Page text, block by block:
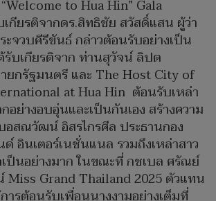
to Hua Hin” Gala
กียรติจากดร.สิทธิชัย สวัสดิ์แสน ผู้ว่า
ะจวบคีรีขันธ์ กล่าวต้อนรับอย่างเป็น
รับเกียรติจาก ท่านสุวัจน์ ลิปต
ยกรัฐมนตรี และ The Host City of
at Hua Hin ต้อนรับเหล่า
อย่างอบอุ่นและเป็นกันเอง สร้างความ
สณวัฒน์ อิสรไกรศีล ประธานกอง
อินเตอร์​เนชั่นแนล รวมถึงเหล่าสาว
เป็นอย่างมาก ในขณะที่ กชเบล ศรัณย์
Grand Thailand 2025 ตัวแทน
ารต้อนรับเพื่อนนางงามอย่างเต็มที่